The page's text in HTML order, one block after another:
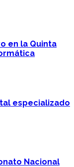
en la Quinta
especializado
Nacional